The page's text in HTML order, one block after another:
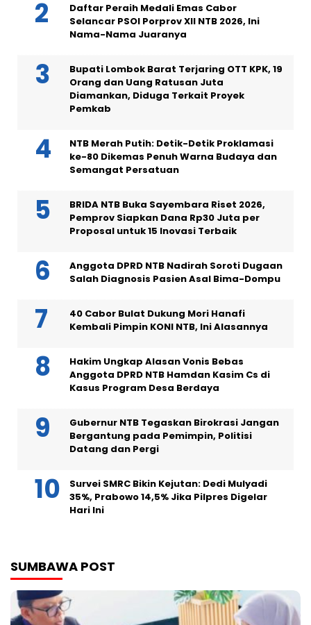
Daftar Peraih Medali Emas Cabor
Selancar PSOI Porprov XII NTB 2026, Ini
Nama-Nama Juaranya
Bupati Lombok Barat Terjaring OTT KPK, 19
Orang dan Uang Ratusan Juta
Diamankan, Diduga Terkait Proyek
Pemkab
NTB Merah Putih: Detik-Detik Proklamasi
ke-80 Dikemas Penuh Warna Budaya dan
Semangat Persatuan
BRIDA NTB Buka Sayembara Riset 2026,
Pemprov Siapkan Dana Rp30 Juta per
Proposal untuk 15 Inovasi Terbaik
Anggota DPRD NTB Nadirah Soroti Dugaan
Salah Diagnosis Pasien Asal Bima-Dompu
40 Cabor Bulat Dukung Mori Hanafi
Kembali Pimpin KONI NTB, Ini Alasannya
Hakim Ungkap Alasan Vonis Bebas
Anggota DPRD NTB Hamdan Kasim Cs di
Kasus Program Desa Berdaya
Gubernur NTB Tegaskan Birokrasi Jangan
Bergantung pada Pemimpin, Politisi
Datang dan Pergi
Survei SMRC Bikin Kejutan: Dedi Mulyadi
35%, Prabowo 14,5% Jika Pilpres Digelar
Hari Ini
SUMBAWA POST